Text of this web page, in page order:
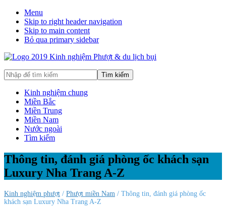
Menu
Skip to right header navigation
Skip to main content
Bỏ qua primary sidebar
Hướng
dẫn
phượt,
và
ngoài
nước
an
toàn,
vui
Nhập
để
kiếm
Kinh nghiệm chung
Miền Bắc
Miền Trung
Miền Nam
Nước ngoài
Tìm kiếm
Thông tin, đánh giá phòng ốc khách sạn
Luxury Nha Trang A-Z
Kinh nghiệm phượt / Phượt miền Nam / Thông tin, đánh giá phòng ốc
khách sạn Luxury Nha Trang A-Z